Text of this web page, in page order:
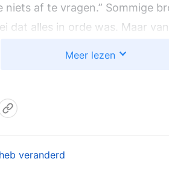
af te vragen.” Sommige
dat alles in orde was. Maar
als ik Gods woorden las en
en zusters zeiden
Meer lezen
veranderd